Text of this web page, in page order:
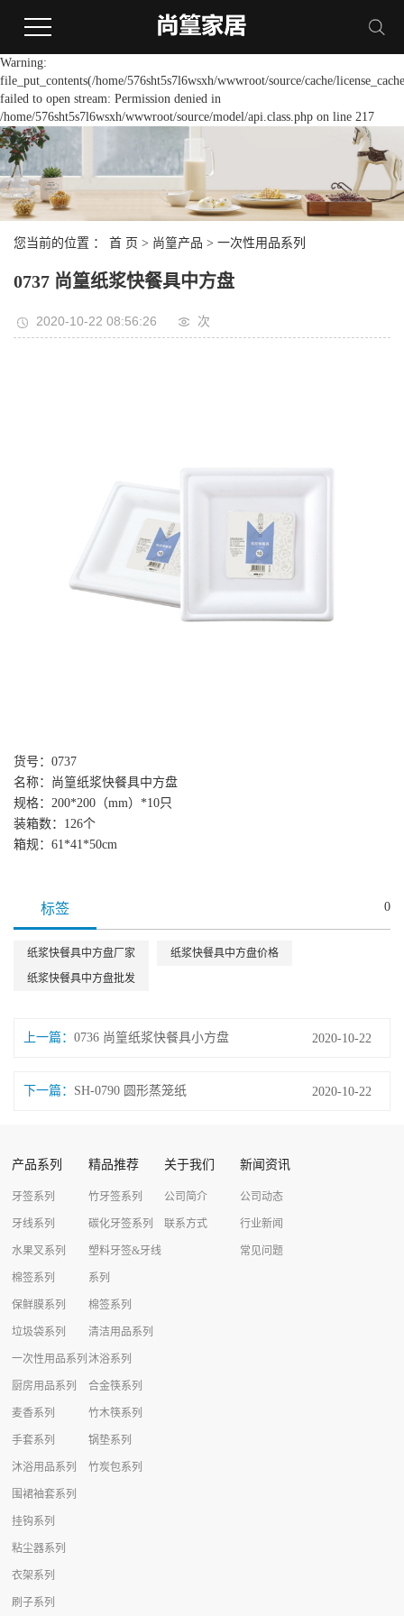
Warning:
file_put_contents(/home/576sht5s7l6wsxh/wwwroot/source/cache/
failed to open stream: Permission denied in
/home/576sht5s7l6wsxh/wwwroot/source/model/api.class.php on line 217
您当前的位置 ： 首 页 > 尚篁产品 > 一次性用品系列
0737 尚篁纸浆快餐具中方盘
2020-10-22 08:56:26 次
货号：0737
名称：尚篁纸浆快餐具中方盘
规格：200*200（mm）*10只
装箱数：126个
箱规：61*41*50cm
标签 0
纸浆快餐具中方盘厂家
纸浆快餐具中方盘价格
纸浆快餐具中方盘批发
上一篇： 0736 尚篁纸浆快餐具小方盘 2020-10-22
下一篇： SH-0790 圆形蒸笼纸 2020-10-22
产品系列
牙签系列
牙线系列
水果叉系列
棉签系列
保鲜膜系列
垃圾袋系列
一次性用品系列
厨房用品系列
麦香系列
手套系列
沐浴用品系列
围裙袖套系列
挂钩系列
粘尘器系列
衣架系列
刷子系列
精品推荐
竹牙签系列
碳化牙签系列
塑料牙签&牙线
系列
棉签系列
清洁用品系列
沐浴系列
合金筷系列
竹木筷系列
锅垫系列
竹炭包系列
关于我们
公司简介
联系方式
新闻资讯
公司动态
行业新闻
常见问题